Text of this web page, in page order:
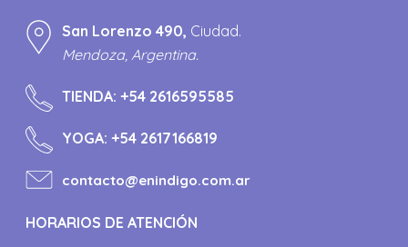
San Lorenzo 490, Ciudad.
Mendoza, Argentina.
TIENDA:+54 2616595585
YOGA:+54 2617166819
contacto@enindigo.com.ar
HORARIOS DE ATENCIÓN